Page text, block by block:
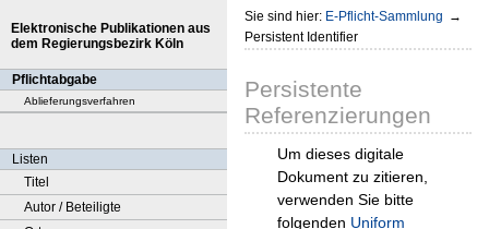
Elektronische Publikationen aus
dem Regierungsbezirk Köln
Pflichtabgabe
Ablieferungsverfahren
Listen
Titel
Autor / Beteiligte
Sie sind hier: E-Pflicht-Sammlung →
Persistent Identifier
Persistente
Referenzierungen
Um dieses digitale
Dokument zu zitieren,
verwenden Sie bitte
folgenden Uniform